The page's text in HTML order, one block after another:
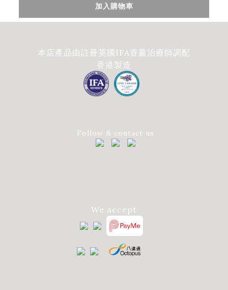
加入購物車
本店產品由註冊英國IFA香薰治療師調配
香港製造
Follow & contact us
We accept